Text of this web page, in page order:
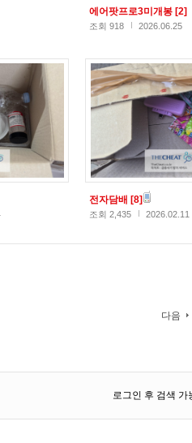
에어팟프로3미개봉 [2]
조회 918 2026.06.25
전자담배 [8]
조회 2,435 2026.02.11
다음
로그인 후 검색 가